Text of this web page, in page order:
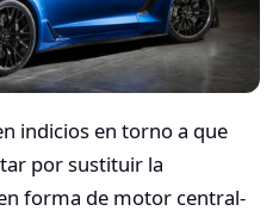
indicios en torno a que
por sustituir la
forma de motor central-